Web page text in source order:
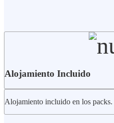
Alojamiento Incluido
Alojamiento incluido en los packs.